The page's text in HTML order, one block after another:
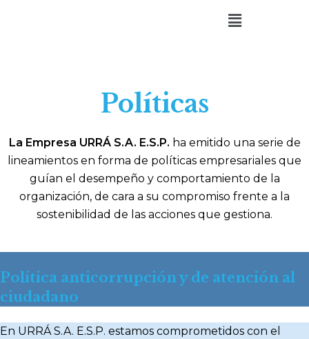
Políticas
La Empresa URRÁ S.A. E.S.P. ha emitido una serie de
lineamientos en forma de políticas empresariales que
guían el desempeño y comportamiento de la
organización, de cara a su compromiso frente a la
sostenibilidad de las acciones que gestiona.
Política anticorrupción y de atención al
ciudadano
En URRÁ S.A. E.S.P. estamos comprometidos con el